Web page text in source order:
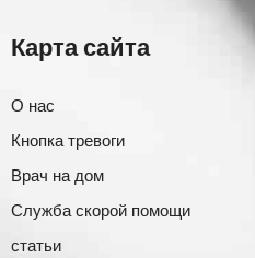
Карта сайта
О нас
Кнопка тревоги
Врач на дом
Служба скорой помощи
статьи